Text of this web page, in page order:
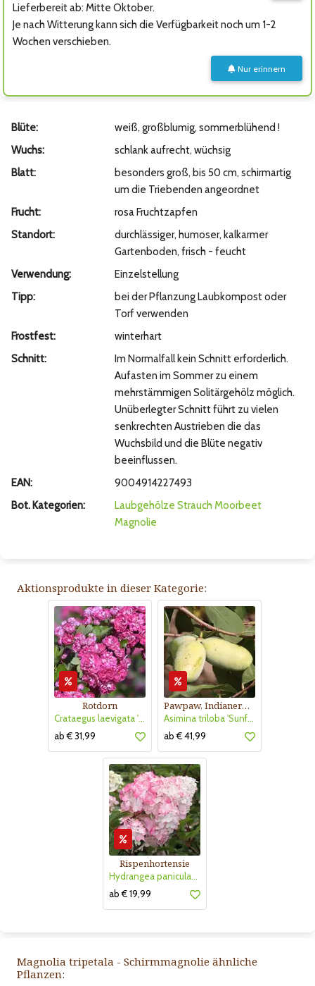
Lieferbereit ab: Mitte Oktober.
Je nach Witterung kann sich die Verfügbarkeit noch um 1-2
Wochen verschieben.
Nur erinnern
Blüte:
weiß, großblumig, sommerblühend !
Wuchs:
schlank aufrecht, wüchsig
Blatt:
besonders groß, bis 50 cm, schirmartig
um die Triebenden angeordnet
Frucht:
rosa Fruchtzapfen
Standort:
durchlässiger, humoser, kalkarmer
Gartenboden, frisch - feucht
Verwendung:
Einzelstellung
Tipp:
bei der Pflanzung Laubkompost oder
Torf verwenden
Frostfest:
winterhart
Schnitt:
Im Normalfall kein Schnitt erforderlich.
Aufasten im Sommer zu einem
mehrstämmigen Solitärgehölz möglich.
Unüberlegter Schnitt führt zu vielen
senkrechten Austrieben die das
Wuchsbild und die Blüte negativ
beeinflussen.
EAN:
9004914227493
Bot. Kategorien:
Laubgehölze Strauch Moorbeet
Magnolie
Aktionsprodukte in dieser Kategorie:
Rotdorn
Crataegus laevigata 'Pauls Scarlet'
ab € 31,99
Pawpaw, Indianerbanane
Asimina triloba 'Sunflower'
ab € 41,99
Rispenhortensie
Hydrangea paniculata 'Vanille Fraise'
ab € 19,99
Magnolia tripetala - Schirmmagnolie ähnliche
Pflanzen: